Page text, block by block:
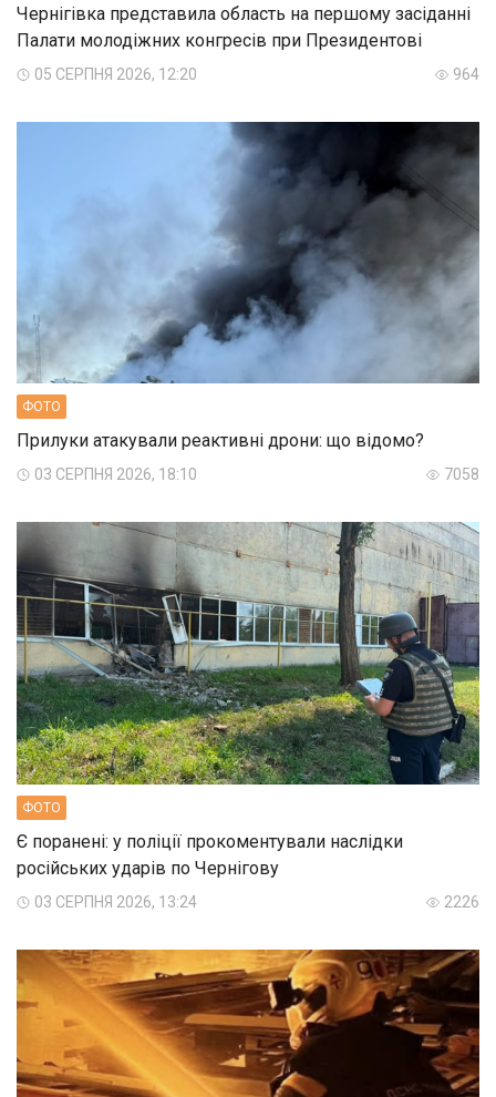
Чернігівка представила область на першому засіданні
Палати молодіжних конгресів при Президентові
05 СЕРПНЯ 2026, 12:20 964
ФОТО
Прилуки атакували реактивні дрони: що відомо?
03 СЕРПНЯ 2026, 18:10 7058
ФОТО
Є поранені: у поліції прокоментували наслідки
російських ударів по Чернігову
03 СЕРПНЯ 2026, 13:24 2226